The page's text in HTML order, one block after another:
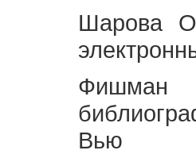
Шарова
Фишман
Вью